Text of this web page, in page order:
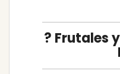
? Frutales